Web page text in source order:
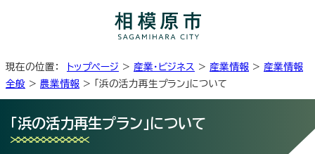
現在の位置： トップページ > 産業・ビジネス > 産業情報 > 産業情報
全般 > 農業情報 > 「浜の活力再生プラン」について
「浜の活力再生プラン」について